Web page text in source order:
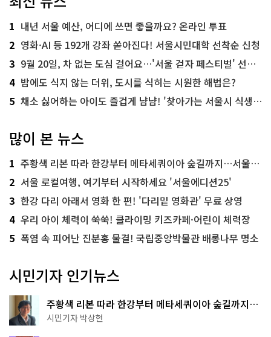
1 내년 서울 예산, 어디에 쓰면 좋을까요? 온라인 투표
2 영화·AI 등 192개 강좌 쏟아진다! 서울시민대학 선착순 신청
3 9월 20일, 차 없는 도심 걸어요…'서울 걷자 페스티벌' 선착순 5천명
4 밤에도 식지 않는 더위, 도시를 식히는 시원한 해법은?
5 채소 싫어하는 아이도 즐겁게 냠냠! '찾아가는 서울시 식생활 교육' 현장
많이 본 뉴스
1 주황색 리본 따라 한강부터 메타세쿼이아 숲길까지…서울둘레길 15코스
2 서울 로컬여행, 여기부터 시작하세요 '서울에디션25'
3 한강 다리 아래서 영화 한 편! '다리밑 영화관' 무료 상영
4 우리 아이 체력이 쑥쑥! 클라이밍 키즈카페·어린이 체력장
5 폭염 속 피어난 진분홍 물결! 국립중앙박물관 배롱나무 명소
시민기자 인기뉴스
주황색 리본 따라 한강부터 메타세쿼이아 숲길까지…
서울둘레길 15코스
시민기자 박상현